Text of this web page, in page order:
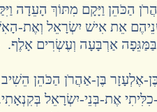
הַכֹּהֵן וַיָּקָם מִתּוֹךְ הָעֵדָה
אֵת אִישׁ יִשְׂרָאֵל וְאֶת-
בַּמַּגֵּפָה אַרְבָּעָה וְעֶשְׂרִים
אֶלְעָזָר בֶּן-אַהֲרֹן הַכֹּהֵן
אֶת-בְּנֵי-יִשְׂרָאֵל